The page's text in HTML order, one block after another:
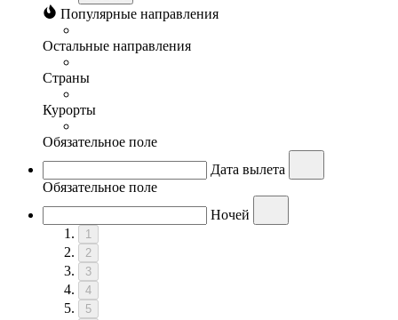
Популярные направления
Остальные направления
Страны
Курорты
Обязательное поле
Дата вылета
Обязательное поле
Ночей
1
2
3
4
5